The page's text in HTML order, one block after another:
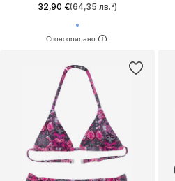
32,90 €(64,35 лв.³)